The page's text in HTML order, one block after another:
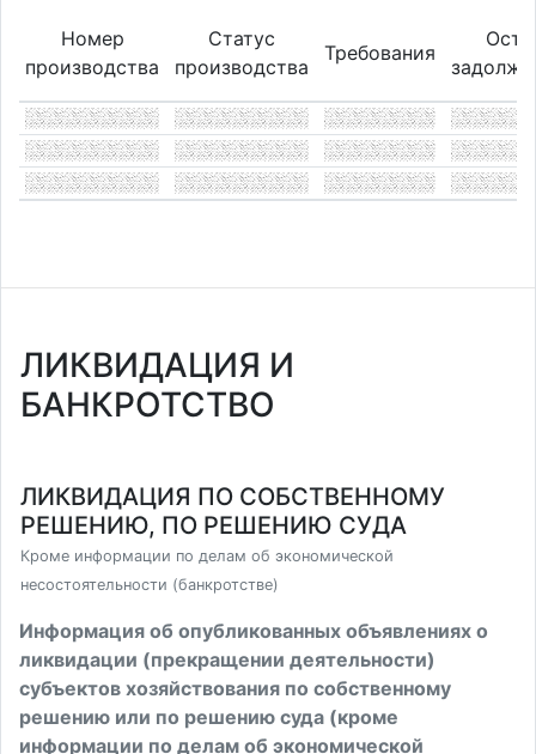
Номер
производства
Статус
производства
Требования
ЛИКВИДАЦИЯ И
БАНКРОТСТВО
ЛИКВИДАЦИЯ ПО СОБСТВЕННОМУ
РЕШЕНИЮ, ПО РЕШЕНИЮ СУДА
Кроме информации по делам об экономической
несостоятельности (банкротстве)
Информация об опубликованных объявлениях о
ликвидации (прекращении деятельности)
субъектов хозяйствования по собственному
решению или по решению суда (кроме
информации по делам об экономической